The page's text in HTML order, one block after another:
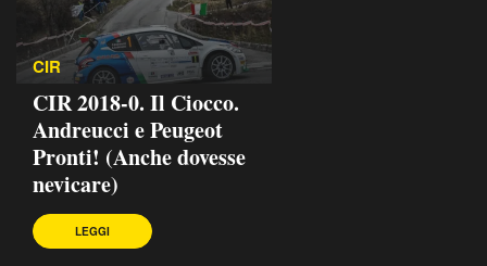
CIR
CIR 2018-0. Il Ciocco.
Andreucci e Peugeot
Pronti! (Anche dovesse
nevicare)
LEGGI